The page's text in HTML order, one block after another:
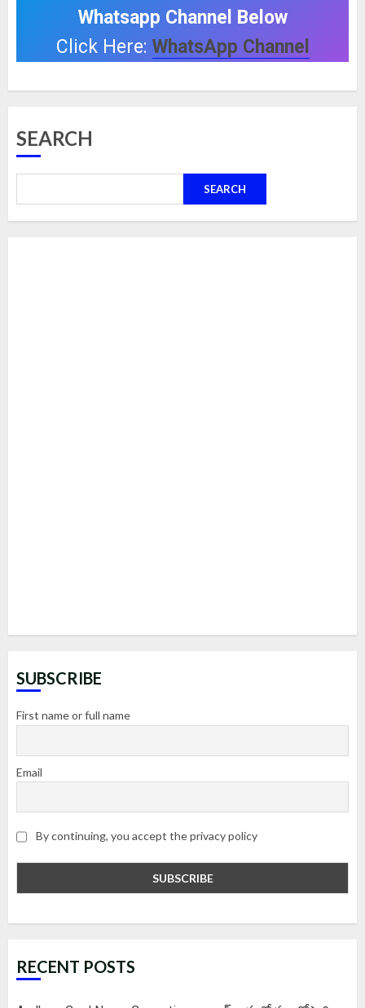
Whatsapp Channel Below
Click Here: WhatsApp Channel
SEARCH
SEARCH
SUBSCRIBE
First name or full name
Email
By continuing, you accept the privacy policy
RECENT POSTS